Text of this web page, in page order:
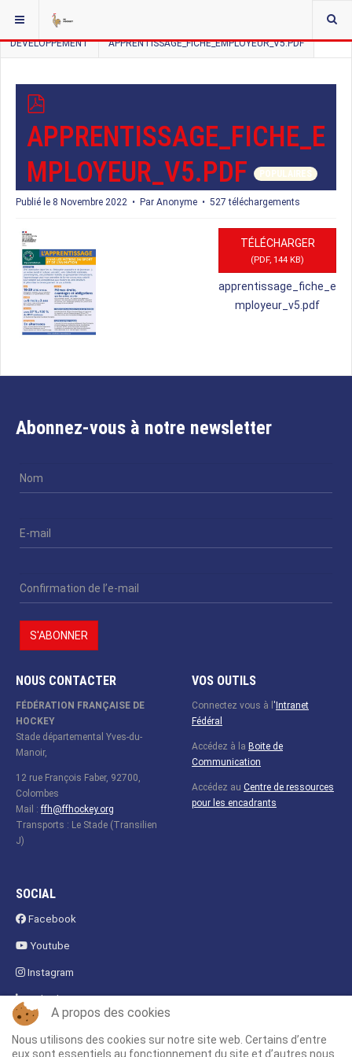
VOUS ÊTES ICI :
DEVELOPPEMENT APPRENTISSAGE_FICHE_EMPLOYEUR_V5.PDF
D
F
APPRENTISSAGE_FICHE_E
MPLOYEUR_V5.PDF
POPULAIRES
Publié le 8 Novembre 2022 Par Anonyme 527 téléchargements
TÉLÉCHARGER
(PDF, 144 KB)
apprentissage_fiche_e
mployeur_v5.pdf
Abonnez-vous à notre newsletter
NOUS CONTACTER
FÉDÉRATION FRANÇAISE DE
HOCKEY
Stade départemental Yves-du-
Manoir,
12 rue François Faber, 92700,
Colombes
Mail :ffh@ffhockey.org
Transports : Le Stade (Transilien
J)
VOS OUTILS
Connectez vous à l ' Intranet
Fédéral
Accédez à la Boite de
Communication
Accédez au Centre de ressources
pour les encadrants
SOCIAL
Facebook
Youtube
Instagram
Linkedin
Fanzone
A propos des cookies
Nous utilisons des cookies sur notre site web. Certains d’entre
eux sont essentiels au fonctionnement du site et d’autres nous